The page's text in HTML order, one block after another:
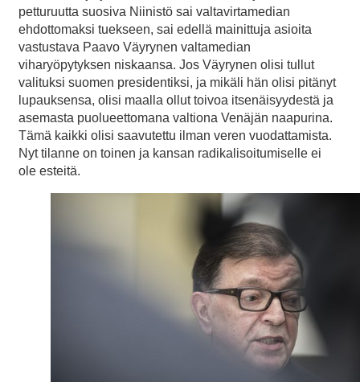
petturuutta suosiva Niinistö sai valtavirtamedian
ehdottomaksi tuekseen, sai edellä mainittuja asioita
vastustava Paavo Väyrynen valtamedian
viharyöpytyksen niskaansa. Jos Väyrynen olisi tullut
valituksi suomen presidentiksi, ja mikäli hän olisi pitänyt
lupauksensa, olisi maalla ollut toivoa itsenäisyydestä ja
asemasta puolueettomana valtiona Venäjän naapurina.
Tämä kaikki olisi saavutettu ilman veren vuodattamista.
Nyt tilanne on toinen ja kansan radikalisoitumiselle ei
ole esteitä.